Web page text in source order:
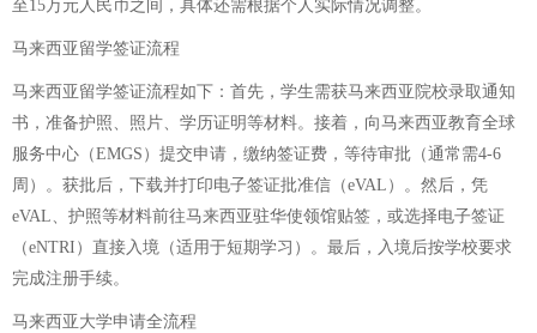
至15万元人民币之间，具体还需根据个人实际情况调整。
马来西亚留学签证流程
马来西亚留学签证流程如下：首先，学生需获马来西亚院校录取通知
书，准备护照、照片、学历证明等材料。接着，向马来西亚教育全球
服务中心（EMGS）提交申请，缴纳签证费，等待审批（通常需4-6
周）。获批后，下载并打印电子签证批准信（eVAL）。然后，凭
eVAL、护照等材料前往马来西亚驻华使领馆贴签，或选择电子签证
（eNTRI）直接入境（适用于短期学习）。最后，入境后按学校要求
完成注册手续。
马来西亚大学申请全流程